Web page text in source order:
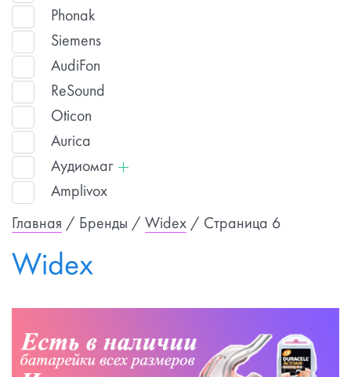
Phonak
Siemens
AudiFon
ReSound
Oticon
Aurica
Аудиомаг
Amplivox
Главная / Бренды / Widex / Страница 6
Widex